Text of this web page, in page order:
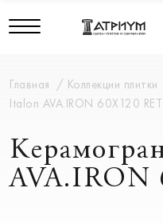
Главная Коллекции плитки
Italon AVA.IRON 60X120 RET
AVA.IRON